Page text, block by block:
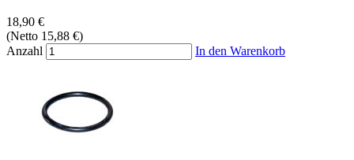
18,90 €
(Netto 15,88 €)
Anzahl
In den Warenkorb